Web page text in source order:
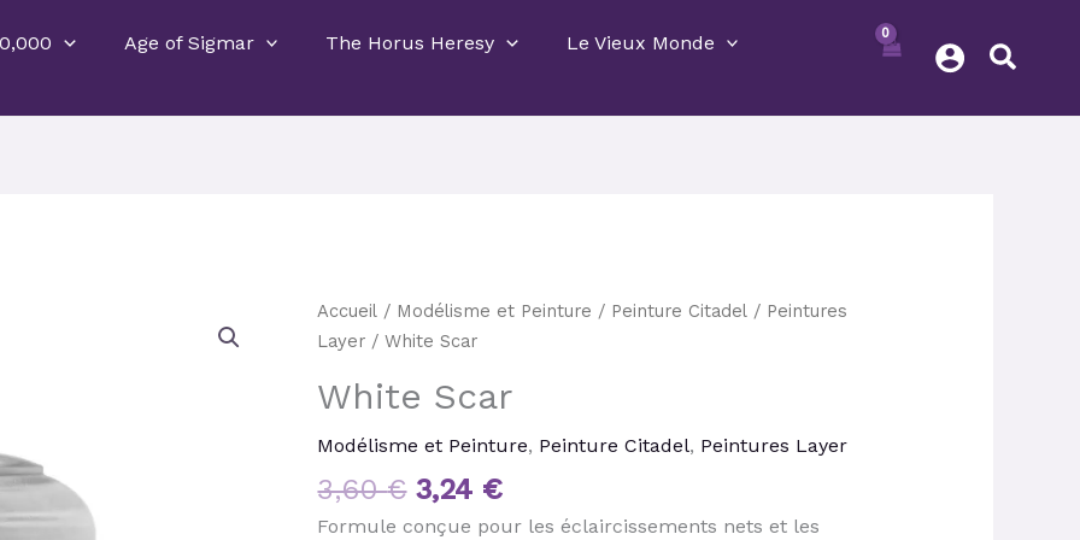
Age of Sigmar The Horus Heresy
Le Vieux Monde
Accueil / Modélisme et Peinture / Peinture Citadel / Peintures
Layer / White Scar
White Scar
Modélisme et Peinture, Peinture Citadel, Peintures Layer
3,60€
Le
prix
était :
3,60 €.
3,24 €
Le
est :
3,24 €.
Formule conçue pour les éclaircissements nets et les
quantité
de
Scar